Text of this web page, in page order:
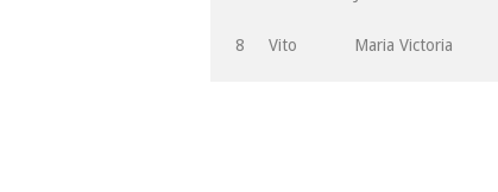
8 Vito Maria Victoria